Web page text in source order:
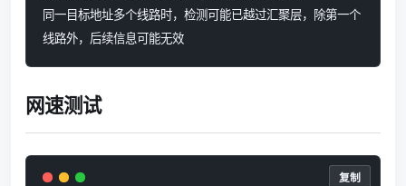
同一目标地址多个线路时，检测可能已越过汇聚层，除第一个
线路外，后续信息可能无效
网速测试
复制